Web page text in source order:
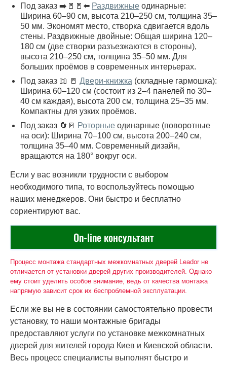
Под заказ ➡️🚪🚪⬅️ Раздвижные одинарные:
Ширина 60–90 см, высота 210–250 см, толщина 35–
50 мм. Экономят место, створка сдвигается вдоль
стены. Раздвижные двойные: Общая ширина 120–
180 см (две створки разъезжаются в стороны),
высота 210–250 см, толщина 35–50 мм. Для
больших проёмов в современных интерьерах.
Под заказ 📖 🚪 Двери-книжка (складные гармошка):
Ширина 60–120 см (состоит из 2–4 панелей по 30–
40 см каждая), высота 200 см, толщина 25–35 мм.
Компактны для узких проёмов.
Под заказ 🔄🚪 Роторные одинарные (поворотные
на оси): Ширина 70–100 см, высота 200–240 см,
толщина 35–40 мм. Современный дизайн,
вращаются на 180° вокруг оси.
Если у вас возникли трудности с выбором
необходимого типа, то воспользуйтесь помощью
наших менеджеров. Они быстро и бесплатно
сориентируют вас.
On-line консультант
Процесс монтажа стандартных межкомнатных дверей Leador не
отличается от установки дверей других производителей. Однако
ему стоит уделить особое внимание, ведь от качества монтажа
напрямую зависит срок их беспроблемной эксплуатации.
Если же вы не в состоянии самостоятельно провести
установку, то наши монтажные бригады
предоставляют услуги по установке межкомнатных
дверей для жителей города Киев и Киевской области.
Весь процесс специалисты выполнят быстро и